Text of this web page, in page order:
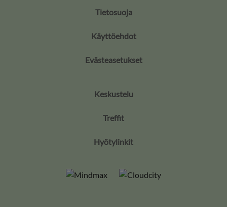
Tietosuoja
Käyttöehdot
Evästeasetukset
Keskustelu
Treffit
Hyötylinkit